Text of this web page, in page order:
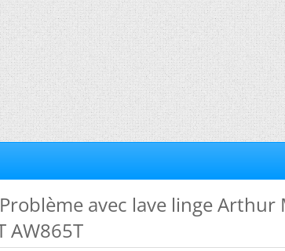
Problème avec lave linge
AW865T